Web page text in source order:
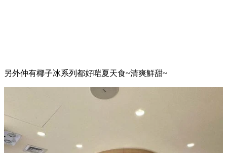
另外仲有椰子冰系列都好啱夏天食~清爽鮮甜~